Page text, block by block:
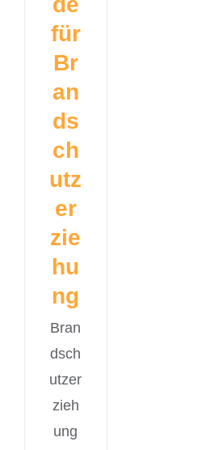
für
Br
an
ds
ch
utz
er
zie
hu
ng
Bran
dsch
utzer
zieh
ung